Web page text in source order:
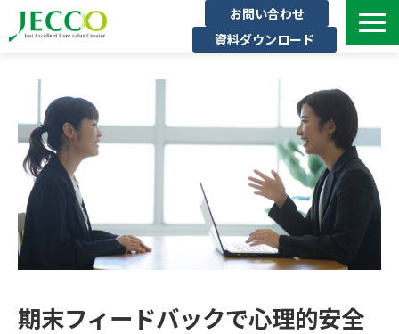
お問い合わせ
資料ダウンロード
インタビュー
セミナー・イベント一覧
公開コース一覧
コラム
よくある質問
期末フィードバックで心理的安全